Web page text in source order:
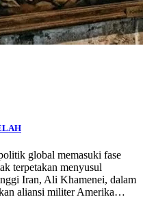
global memasuki fase
terpetakan menyusul
Iran, Ali Khamenei, dalam
aliansi militer Amerika…